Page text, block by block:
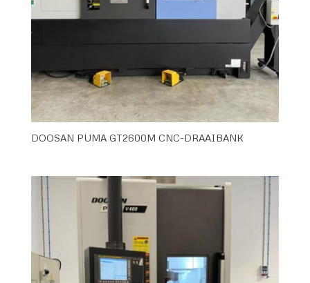
DOOSAN PUMA GT2600M CNC-DRAAIBANK